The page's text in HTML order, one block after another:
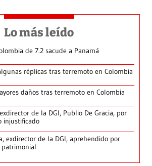
Lo más leído
de 7.2 sacude a Panamá
réplicas tras terremoto en Colombia
daños tras terremoto en Colombia
de la DGI, Publio De Gracia, por
injustificado
exdirector de la DGI, aprehendido por